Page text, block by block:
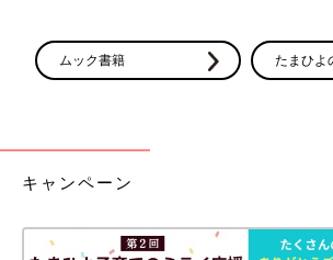
ムック書籍 たまひよ
キャンペーン